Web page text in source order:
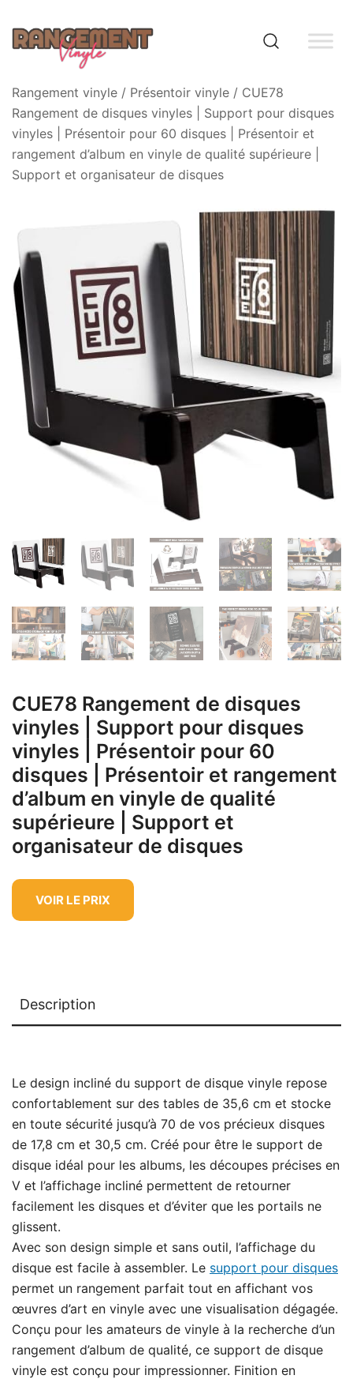
content
Rangement vinyle
Rangement vinyle / Présentoir vinyle / CUE78
Rangement de disques vinyles | Support pour disques
vinyles | Présentoir pour 60 disques | Présentoir et
rangement d’album en vinyle de qualité supérieure |
Support et organisateur de disques
CUE78 Rangement de disques
vinyles | Support pour disques
vinyles | Présentoir pour 60
disques | Présentoir et rangement
d’album en vinyle de qualité
supérieure | Support et
organisateur de disques
VOIR LE PRIX
Description
Le design incliné du support de disque vinyle repose
confortablement sur des tables de 35,6 cm et stocke
en toute sécurité jusqu’à 70 de vos précieux disques
de 17,8 cm et 30,5 cm. Créé pour être le support de
disque idéal pour les albums, les découpes précises en
V et l’affichage incliné permettent de retourner
facilement les disques et d’éviter que les portails ne
glissent.
Avec son design simple et sans outil, l’affichage du
disque est facile à assembler. Le support pour disques
permet un rangement parfait tout en affichant vos
œuvres d’art en vinyle avec une visualisation dégagée.
Conçu pour les amateurs de vinyle à la recherche d’un
rangement d’album de qualité, ce support de disque
vinyle est conçu pour impressionner. Finition en